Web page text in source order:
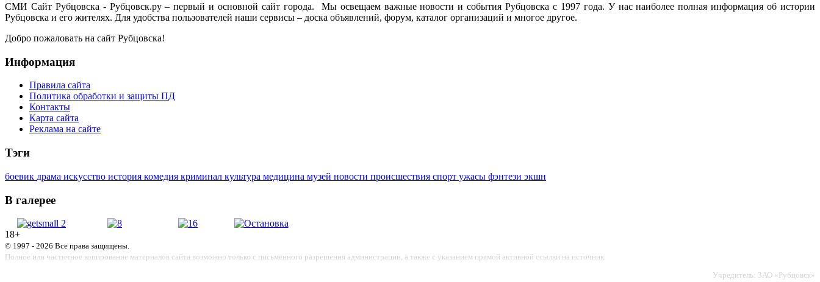
СМИ Сайт Рубцовска - Рубцовск.ру – первый и основной сайт города. Мы освещаем важные новости и события Рубцовска с 1997 года. У нас наиболее полная информация об истории
Рубцовска и его жителях. Для удобства пользователей наши сервисы – доска объявлений, форум, каталог организаций и многое другое.
Добро пожаловать на сайт Рубцовска!
Информация
Правила сайта
Политика обработки и защиты ПД
Контакты
Карта сайта
Реклама на сайте
Тэги
боевик драма искусство история комедия криминал культура медицина музей новости происшествия спорт ужасы фэнтези экшн
В галерее
18+
© 1997 - 2026 Все права защищены.
Полное или частичное копирование материалов сайта возможно только с письменного разрешения администрации, а также с указанием прямой активной ссылки на источник.
Учредитель: ЗАО «Рубцовск»